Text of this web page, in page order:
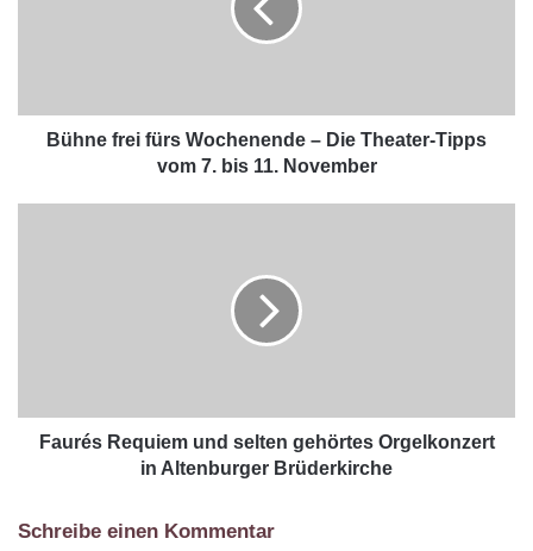
Bühne frei fürs Wochenende – Die Theater-Tipps
vom 7. bis 11. November
Faurés Requiem und selten gehörtes Orgelkonzert
in Altenburger Brüderkirche
Schreibe einen Kommentar